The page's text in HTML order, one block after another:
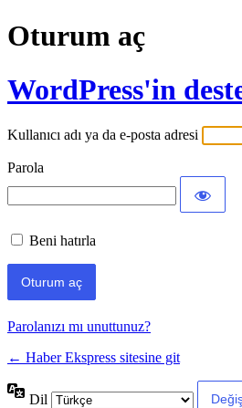
Oturum aç
WordPress'in
Kullanıcı adı ya da e-posta adresi
Parola
Beni hatırla
Parolanızı mı unuttunuz?
← Haber Ekspress sitesine git
Dil